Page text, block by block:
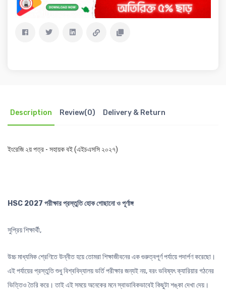
Description Review(0) Delivery & Return
ইংরেজি ২য় পত্র - সহায়ক বই (এইচএসসি ২০২৭)
HSC 2027 পরীক্ষার প্রস্তুতি হোক গোছানো ও পূর্ণাঙ্গ
সুপ্রিয় শিক্ষার্থী,
উচ্চ মাধ্যমিক শ্রেণিতে উন্নীত হয়ে তোমরা শিক্ষাজীবনের এক গুরুত্বপূর্ণ পর্যায়ে পদার্পণ করেছো।
এই পর্যায়ের প্রস্তুতি শুধু বিশ্ববিদ্যালয় ভর্তি পরীক্ষার জন্যই নয়, বরং ভবিষ্যৎ ক্যারিয়ার গঠনের
ভিত্তিও তৈরি করে। তাই এই সময়ে অনেকের মনে স্বাভাবিকভাবেই কিছুটা শঙ্কা দেখা দেয়।